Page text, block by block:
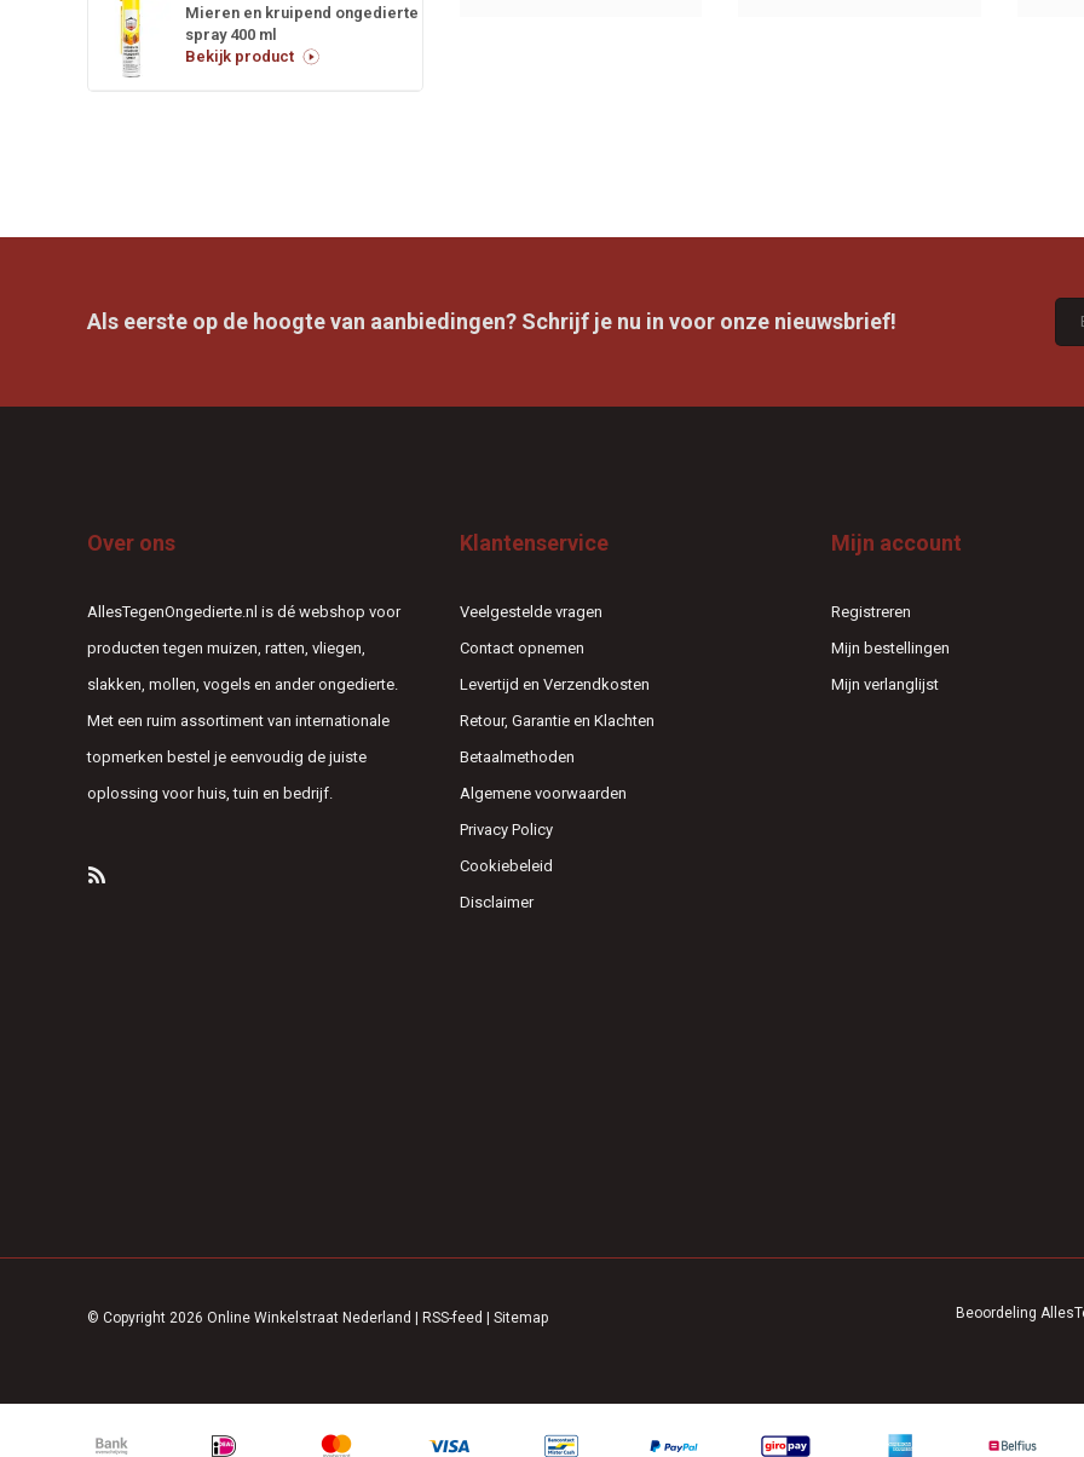
Mieren en kruipend ongedierte
spray 400 ml
Bekijk product
Als eerste op de hoogte van aanbiedingen? Schrijf je nu in voor onze nieuwsbrief!
Over ons
AllesTegenOngedierte.nl is dé webshop voor
producten tegen muizen, ratten, vliegen,
slakken, mollen, vogels en ander ongedierte.
Met een ruim assortiment van internationale
topmerken bestel je eenvoudig de juiste
oplossing voor huis, tuin en bedrijf.
Klantenservice
Veelgestelde vragen
Contact opnemen
Levertijd en Verzendkosten
Retour, Garantie en Klachten
Betaalmethoden
Algemene voorwaarden
Privacy Policy
Cookiebeleid
Disclaimer
Mijn account
Registreren
Mijn bestellingen
Mijn verlanglijst
© Copyright 2026 Online Winkelstraat Nederland RSS-feed Sitemap Beoordeling